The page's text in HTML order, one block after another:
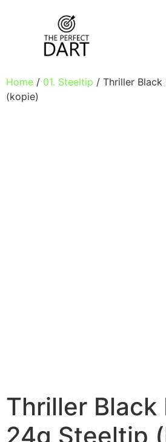
Home / 01. Steeltip / Thriller Black
(kopie)
Thriller Black
24g Steeltip